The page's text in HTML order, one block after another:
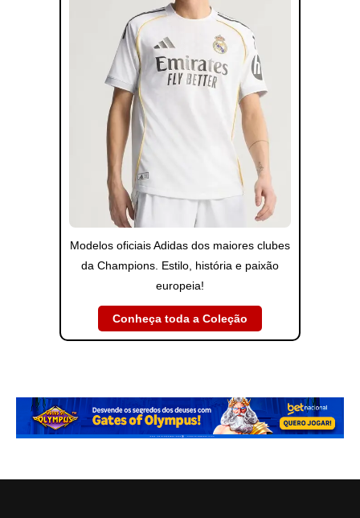
Modelos oficiais Adidas dos maiores clubes
da Champions. Estilo, história e paixão
europeia!
Conheça toda a Coleção